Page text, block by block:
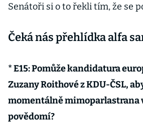
Senátoři si o to řekli tím, že se
Čeká nás přehlídka alfa
* E15: Pomůže kandidatura
Zuzany Roithové z KDU-ČSL,
momentálně mimoparlastrana
povědomí?